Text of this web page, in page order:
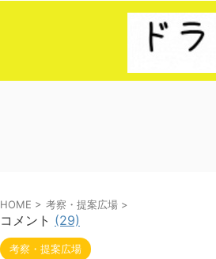
HOME > 考察・提案広場 >
コメント (29)
考察・提案広場